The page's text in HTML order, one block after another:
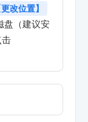
更改位置】
盘（建议安
击